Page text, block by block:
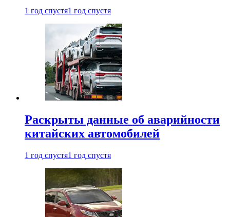
1 год спустя1 год спустя
Раскрыты данные об аварийности
китайских автомобилей
1 год спустя1 год спустя